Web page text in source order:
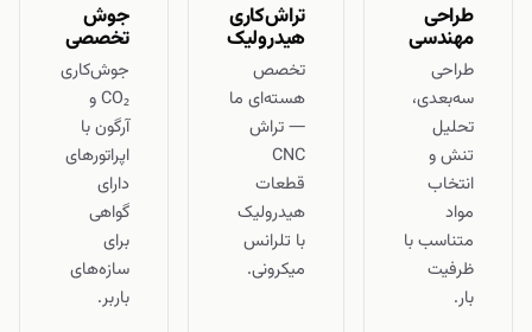
طراحی
مهندسی
طراحی
سه‌بعدی،
تحلیل
تنش و
انتخاب
مواد
متناسب با
ظرفیت
بار.
تراش‌کاری
هیدرولیک
تخصص
هسته‌ای ما
— تراش
CNC
قطعات
هیدرولیک
با تلرانس
میکرونی.
جوش
تخصصی
جوش‌کاری
CO₂ و
آرگون با
اپراتورهای
دارای
گواهی
برای
سازه‌های
باربر.